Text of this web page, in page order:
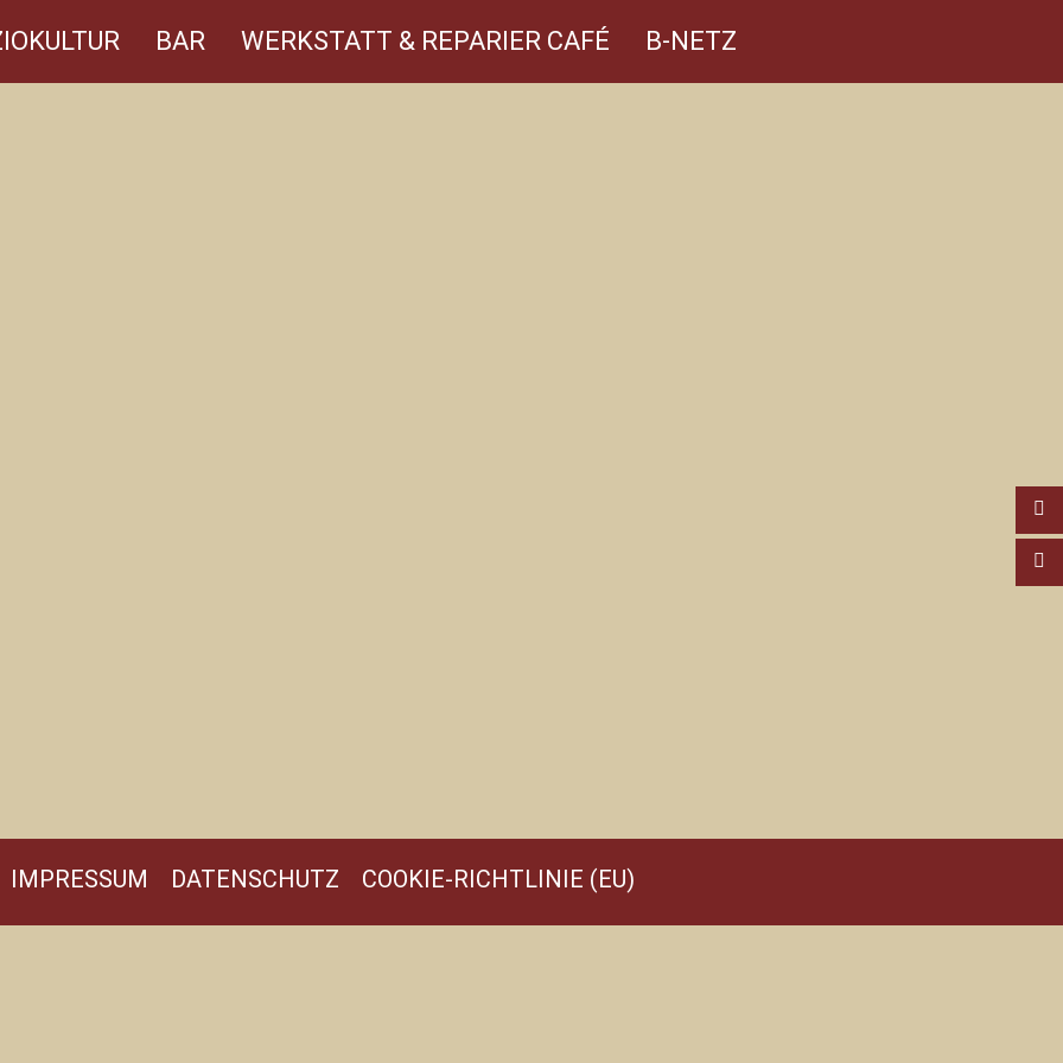
BAR WERKSTATT & REPARIER CAFÉ B-NETZ
IMPRESSUM DATENSCHUTZ COOKIE-RICHTLINIE (EU)